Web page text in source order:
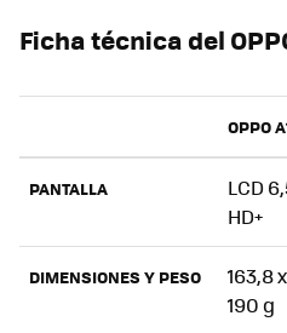
Ficha técnica del
OPPO
PANTALLA
LCD
HD+
DIMENSIONES Y PESO
163,8
190 g